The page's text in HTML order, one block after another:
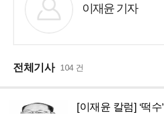
이재윤 기자
전체기사 104 건
[이재윤 칼럼] ‘떡수’